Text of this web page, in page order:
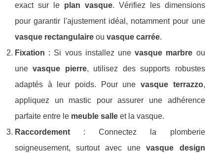
exact sur le plan vasque. Vérifiez les dimensions
pour garantir l'ajustement idéal, notamment pour une
vasque rectangulaire ou vasque carrée.
Fixation : Si vous installez unevasque marbre ou
unevasque pierre, utilisez des supports robustes
adaptés à leur poids. Pour une vasque terrazzo,
appliquez un mastic pour assurer une adhérence
parfaite entre le meuble salle et la vasque.
Raccordement : Connectez la plomberie
soigneusement, surtout avec unevasque design